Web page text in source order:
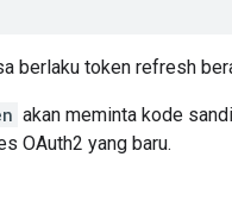
berlaku token refresh
akan meminta kode
OAuth2 yang baru.